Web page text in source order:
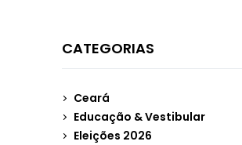
CATEGORIAS
Ceará
Educação & Vestibular
Eleições 2026